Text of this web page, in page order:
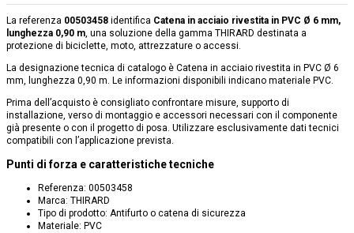
La referenza 00503458 identifica Catena in acciaio rivestita in PVC Ø 6 mm,
lunghezza 0,90 m, una soluzione della gamma THIRARD destinata a
protezione di biciclette, moto, attrezzature o accessi.
La designazione tecnica di catalogo è Catena in acciaio rivestita in PVC Ø 6
mm, lunghezza 0,90 m. Le informazioni disponibili indicano materiale PVC.
Prima dell’acquisto è consigliato confrontare misure, supporto di
installazione, verso di montaggio e accessori necessari con il componente
già presente o con il progetto di posa. Utilizzare esclusivamente dati tecnici
compatibili con l’applicazione prevista.
Punti di forza e caratteristiche tecniche
Referenza: 00503458
Marca: THIRARD
Tipo di prodotto: Antifurto o catena di sicurezza
Materiale: PVC